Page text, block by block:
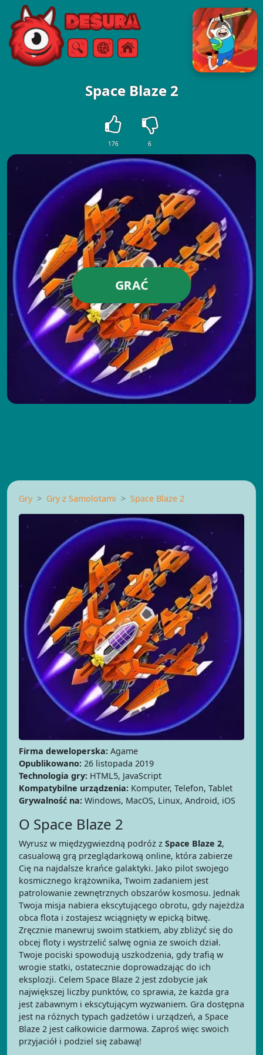
Free Online Games
SzukajMenu
Space Blaze 2
176 6
GRAĆ
Gry Gry z Samolotami Space Blaze 2
Firma deweloperska: Agame
Opublikowano: 26 listopada 2019
Technologia gry: HTML5, JavaScript
Kompatybilne urządzenia: Komputer, Telefon, Tablet
Grywalność na: Windows, MacOS, Linux, Android, iOS
O Space Blaze 2
Wyrusz w międzygwiezdną podróż z Space Blaze 2,
casualową grą przeglądarkową online, która zabierze
Cię na najdalsze krańce galaktyki. Jako pilot swojego
kosmicznego krążownika, Twoim zadaniem jest
patrolowanie zewnętrznych obszarów kosmosu. Jednak
Twoja misja nabiera ekscytującego obrotu, gdy najeżdża
obca flota i zostajesz wciągnięty w epicką bitwę.
Zręcznie manewruj swoim statkiem, aby zbliżyć się do
obcej floty i wystrzelić salwę ognia ze swoich dział.
Twoje pociski spowodują uszkodzenia, gdy trafią w
wrogie statki, ostatecznie doprowadzając do ich
eksplozji. Celem Space Blaze 2 jest zdobycie jak
największej liczby punktów, co sprawia, że każda gra
jest zabawnym i ekscytującym wyzwaniem. Gra dostępna
jest na różnych typach gadżetów i urządzeń, a Space
Blaze 2 jest całkowicie darmowa. Zaproś więc swoich
przyjaciół i podziel się zabawą!